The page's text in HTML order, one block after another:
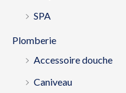
SPA
Plomberie
Accessoire douche
Caniveau